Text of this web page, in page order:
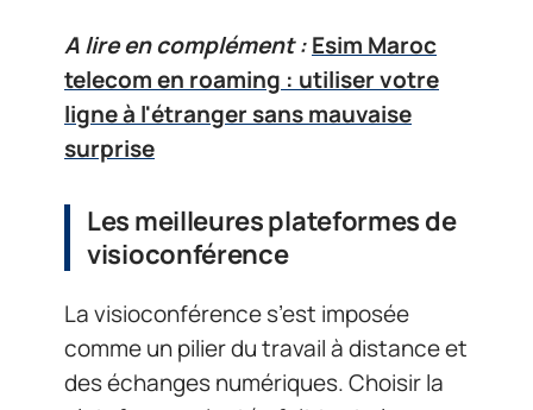
A lire en complément :Esim Maroc
telecom en roaming : utiliser votre
ligne à l'étranger sans mauvaise
surprise
Les meilleures plateformes de
visioconférence
La visioconférence s’est imposée
comme un pilier du travail à distance et
des échanges numériques. Choisir la